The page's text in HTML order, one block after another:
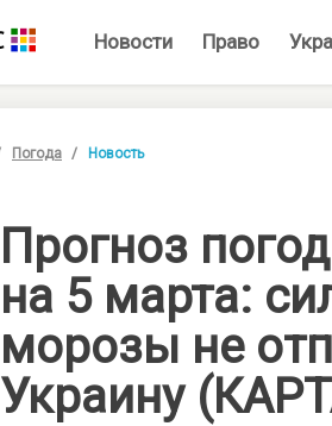
Новости Право
Погода Новость
Прогноз
на 5 марта:
морозы не
Украину